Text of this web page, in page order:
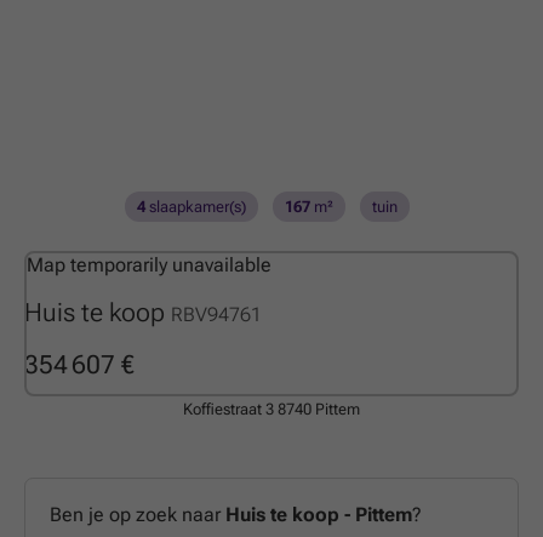
Huis te koop RBV94761
354 607 €
4slaapkamer(s) 167m² tuin
Map temporarily unavailable
Koffiestraat 3 8740 Pittem
Ben je op zoek naar Huis te koop - Pittem?